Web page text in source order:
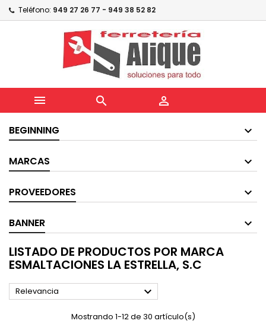
Teléfono: 949 27 26 77 - 949 38 52 82
  
BEGINNING
MARCAS
PROVEEDORES
BANNER
LISTADO DE PRODUCTOS POR MARCA
ESMALTACIONES LA ESTRELLA, S.C
Relevancia 
Mostrando 1-12 de 30 artículo(s)